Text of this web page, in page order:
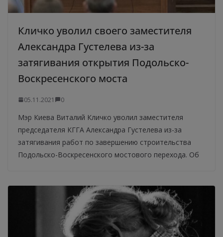
Кличко уволил своего заместителя
Александра Густелева из-за
затягивания открытия Подольско-
Воскресенского моста
05.11.2021 0
Мэр Киева Виталий Кличко уволил заместителя
председателя КГГА Александра Густелева из-за
затягивания работ по завершению строительства
Подольско-Воскресенского мостового перехода. Об